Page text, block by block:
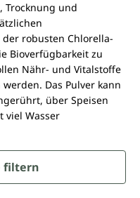
Trocknung und
robusten Chlorella-
Bioverfügbarkeit zu
Nähr- und Vitalstoffe
Das Pulver kann
über Speisen
viel Wasser
filtern